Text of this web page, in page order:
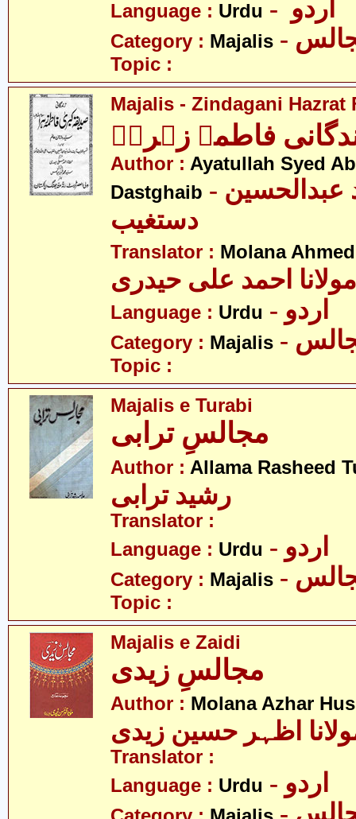
Language : Urdu
Category : Majalis
Topic :
Majalis - Zindagani Hazrat
فاطمہ زہراؑ
Author : Ayatullah Syed
Dastghaib - آیت اللہ سید عبدالحسین
دستغیب
Translator : Molana
مولانا احمد علی حیدری
Language : Urdu - اردو
Category : Majalis
Topic :
Majalis e Turabi
مجالسِ ترابی
Author : Allama Rasheed
رشید ترابی
Translator :
Language : Urdu - اردو
Category : Majalis
Topic :
Majalis e Zaidi
مجالسِ زیدی
Author : Molana Azhar
اظہر حسین زیدی
Translator :
Language : Urdu - اردو